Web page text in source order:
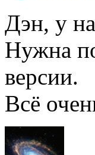
Дэн, у
Нужна
версии.
Всё